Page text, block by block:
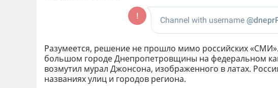
Разумеется, решение не прошло мимо российских
большом городе Днепропетровщины на федеральном
возмутил мурал Джонсона, изображенного в латах.
названиях улиц и городов региона.